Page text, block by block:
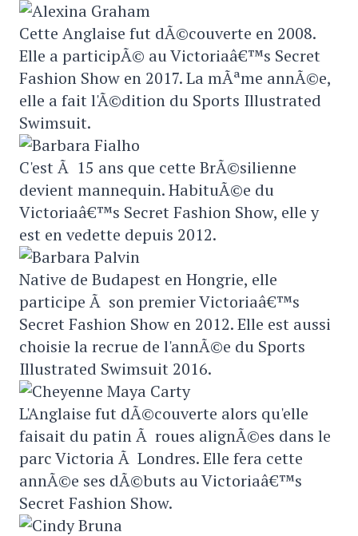
Cette Anglaise fut dÃ©couverte en 2008.
Elle a participÃ© au Victoriaâ€™s Secret
Fashion Show en 2017. La mÃªme annÃ©e,
elle a fait l'Ã©dition du Sports Illustrated
Swimsuit.
C'est Ã 15 ans que cette BrÃ©silienne
devient mannequin. HabituÃ©e du
Victoriaâ€™s Secret Fashion Show, elle y
est en vedette depuis 2012.
Native de Budapest en Hongrie, elle
participe Ã son premier Victoriaâ€™s
Secret Fashion Show en 2012. Elle est aussi
choisie la recrue de l'annÃ©e du Sports
Illustrated Swimsuit 2016.
L'Anglaise fut dÃ©couverte alors qu'elle
faisait du patin Ã roues alignÃ©es dans le
parc Victoria Ã Londres. Elle fera cette
annÃ©e ses dÃ©buts au Victoriaâ€™s
Secret Fashion Show.